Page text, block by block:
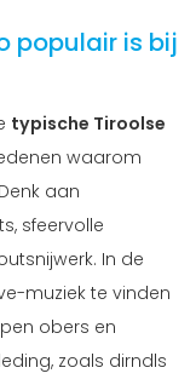
populair is bij
typische Tiroolse
waarom
aan
sfeervolle
In de
muziek te vinden
obers en
zoals dirndls